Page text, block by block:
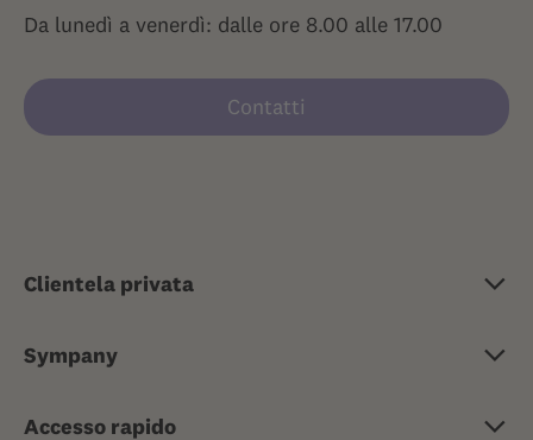
Da lunedì a venerdì: dalle ore 8.00 alle 17.00
Contatti
Clientela privata
Assicurazione complementare
Sympany
Accesso rapido